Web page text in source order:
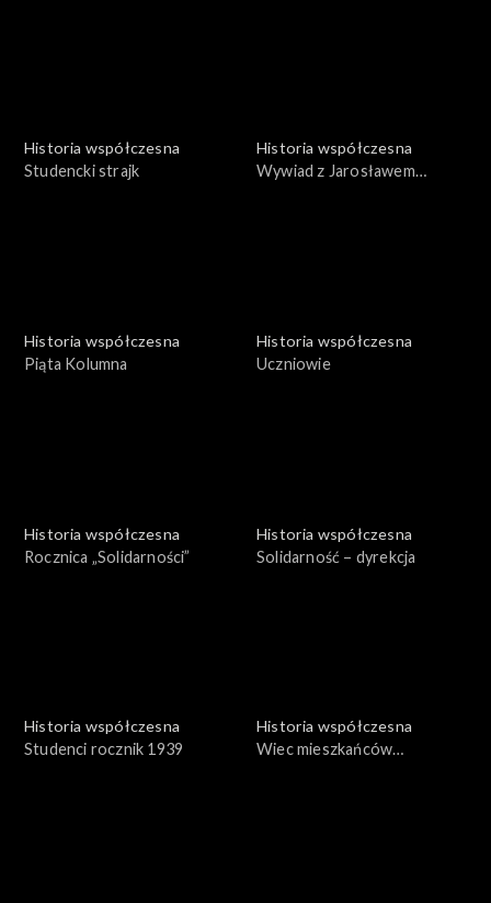
Historia współczesna
Studencki strajk
Historia współczesna
Wywiad z Jarosławem
Historia współczesna
Piąta Kolumna
Historia współczesna
Uczniowie
Historia współczesna
Rocznica „Solidarności”
Historia współczesna
Solidarność – dyrekcja
Historia współczesna
Studenci rocznik 1939
Historia współczesna
Wiec mieszkańców